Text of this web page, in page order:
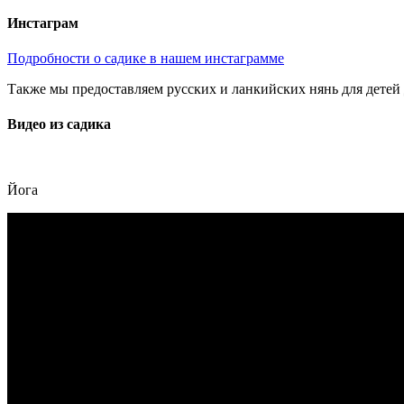
Инстаграм
Подробности о садике в нашем инстаграмме
Также мы предоставляем русских и ланкийских нянь для детей
Видео из садика
Йога